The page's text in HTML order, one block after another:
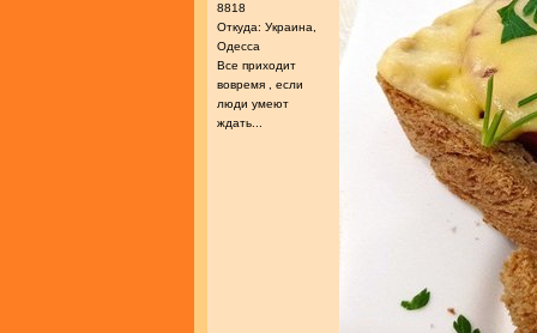
8818
Откуда: Украина,
Одесса
Все приходит
вовремя , если
люди умеют
ждать...